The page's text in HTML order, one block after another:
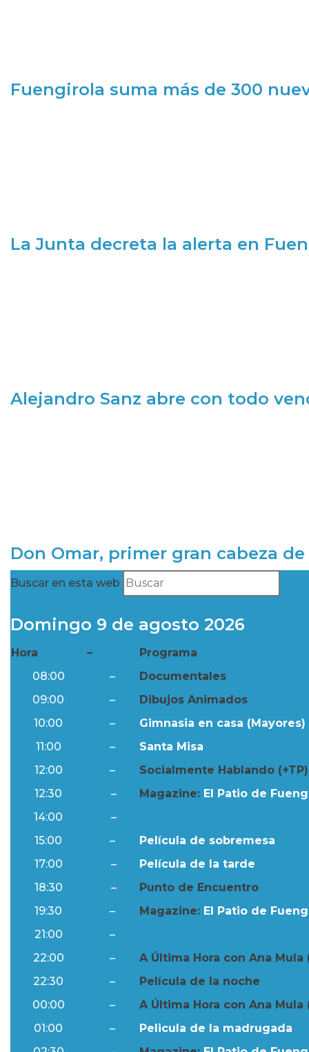
Fuengirola suma más de 300
La Junta decreta la alerta en
Alejandro Sanz abre con todo
Don Omar, primer gran cabeza
Buscar en esta web
Domingo 9 de agosto 2026
Hora –
Programa
08:00
–
Documentales
09:00
–
Dibujos Animados
10:00
–
Gimnasia en casa (Mayores)
11:00
–
Santa Misa
12:00
–
Socialmente Hablando (+TP)
12:30
– Magazine: El Patio de
14:00
–
15:00
–
Película de sobremesa
17:00
–
Película de la tarde
18:30
–
Punto de Encuentro
19:30
– Magazine: El Patio de
21:00
–
22:00
–
A Última Hora con Ana Mula
22:30
–
Película de la noche
00:00
–
A Última Hora con Ana Mula
01:00
–
Pelicula de la madrugada